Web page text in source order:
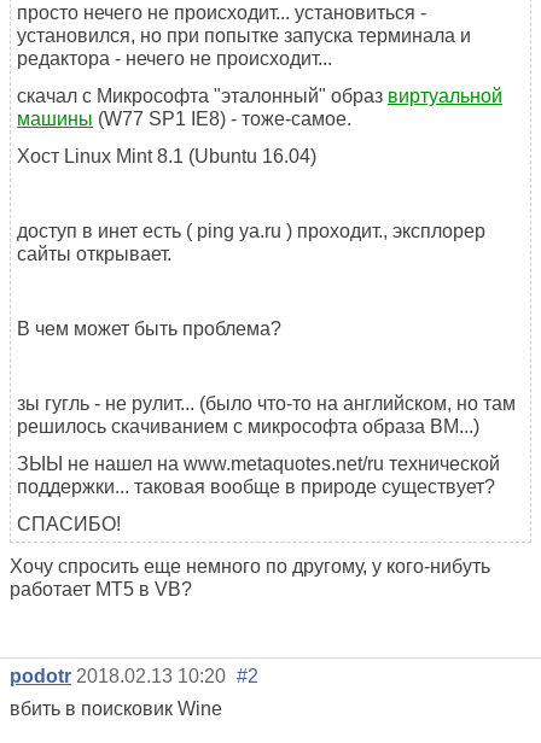
просто нечего не происходит... установиться -
установился, но при попытке запуска терминала и
редактора - нечего не происходит...
скачал с Микрософта "эталонный" образ виртуальной
машины (W77 SP1 IE8) - тоже-самое.
Хост Linux Mint 8.1 (Ubuntu 16.04)
доступ в инет есть ( ping ya.ru ) проходит., эксплорер
сайты открывает.
В чем может быть проблема?
зы гугль - не рулит... (было что-то на английском, но там
решилось скачиванием с микрософта образа ВМ...)
ЗЫЫ не нашел на www.metaquotes.net/ru технической
поддержки... таковая вообще в природе существует?
СПАСИБО!
Хочу спросить еще немного по другому, у кого-нибуть
работает МТ5 в VB?
podotr 2018.02.13 10:20 #2
вбить в поисковик Wine